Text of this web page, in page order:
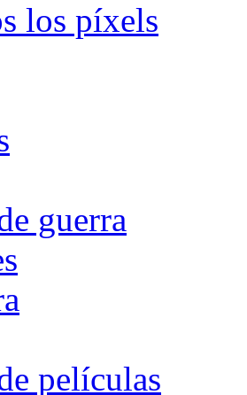
los píxels
guerra
películas